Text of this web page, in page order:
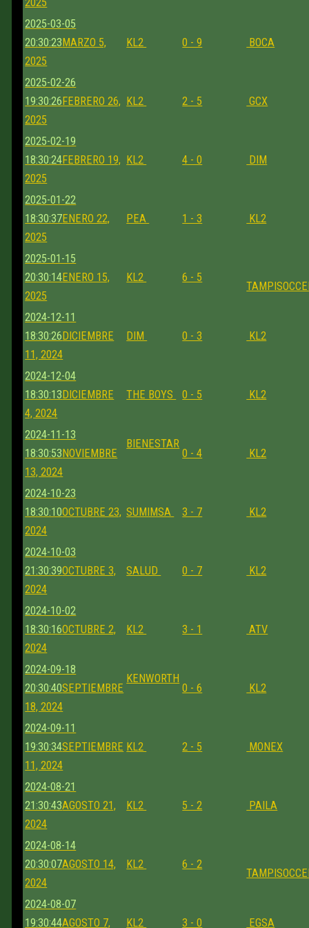
2025-03-05
20:30:23MARZO 5,
2025
KL2 0 - 9 BOCA
2025-02-26
19:30:26FEBRERO 26,
2025
KL2 2 - 5 GCX
2025-02-19
18:30:24FEBRERO 19,
2025
KL2 4 - 0 DIM
2025-01-22
18:30:37ENERO 22,
2025
PEA 1 - 3 KL2
2025-01-15
20:30:14ENERO 15,
2025
KL2 6 - 5
2024-12-11
18:30:26DICIEMBRE
11, 2024
DIM 0 - 3 KL2
2024-12-04
18:30:13DICIEMBRE
4, 2024
THE BOYS 0 - 5 KL2
2024-11-13
18:30:53NOVIEMBRE
13, 2024
BIENESTAR
0 - 4 KL2
2024-10-23
18:30:10OCTUBRE 23,
2024
SUMIMSA 3 - 7 KL2
2024-10-03
21:30:39OCTUBRE 3,
2024
SALUD 0 - 7 KL2
2024-10-02
18:30:16OCTUBRE 2,
2024
KL2 3 - 1 ATV
2024-09-18
20:30:40SEPTIEMBRE
18, 2024
KENWORTH
0 - 6 KL2
2024-09-11
19:30:34SEPTIEMBRE
11, 2024
KL2 2 - 5 MONEX
2024-08-21
21:30:43AGOSTO 21,
2024
KL2 5 - 2 PAILA
2024-08-14
20:30:07AGOSTO 14,
2024
KL2 6 - 2
2024-08-07
19:30:44AGOSTO 7, KL2 3 - 0 EGSA